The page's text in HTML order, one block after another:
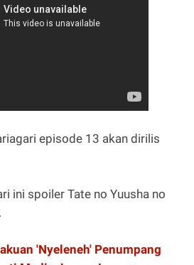
episode 13 akan dirilis
ini spoiler Tate no Yuusha no
'Nyeleneh' Penumpang